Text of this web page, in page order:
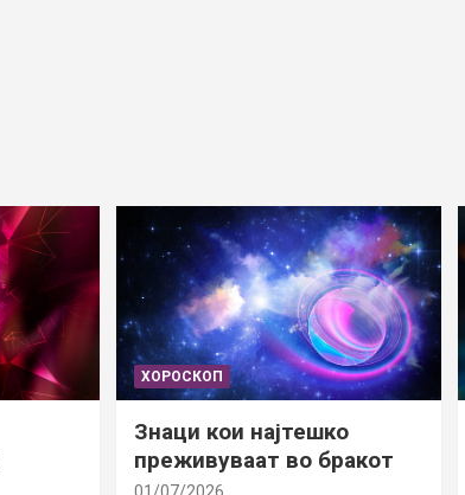
ХОРОСКОП
Знаци кои најтешко
преживуваат во бракот